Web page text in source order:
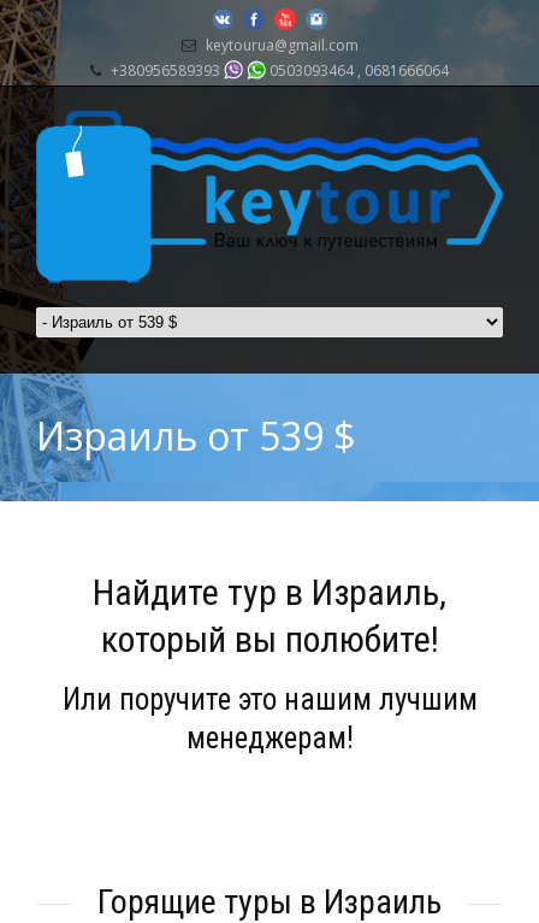
keytourua@gmail.com
+380956589393
0503093464 , 0681666064
Израиль от 539 $
Найдите тур в Израиль,
который вы полюбите!
Или поручите это нашим лучшим
менеджерам!
Горящие туры в Израиль